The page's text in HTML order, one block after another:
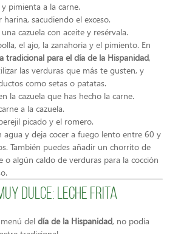
pimienta a la carne.
harina, sacudiendo el exceso.
cazuela con aceite y resérvala.
el ajo, la zanahoria y el pimiento. En
tradicional para el día de la Hispanidad,
las verduras que más te gusten, y
como setas o patatas.
la cazuela que has hecho la carne.
a la cazuela.
picado y el romero.
agua y deja cocer a fuego lento entre 60 y
También puedes añadir un chorrito de
o algún caldo de verduras para la cocción
dulce: Leche frita
del día de la Hispanidad, no podía